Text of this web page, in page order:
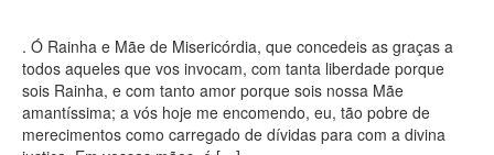
. Ó Rainha e Mãe de Misericórdia, que concedeis as graças a
todos aqueles que vos invocam, com tanta liberdade porque
sois Rainha, e com tanto amor porque sois nossa Mãe
amantíssima; a vós hoje me encomendo, eu, tão pobre de
merecimentos como carregado de dívidas para com a divina